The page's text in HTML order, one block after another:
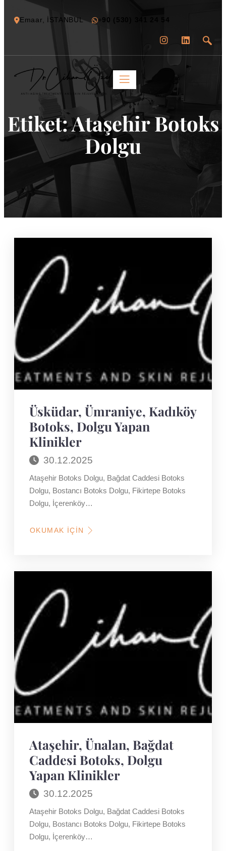
Emaar, İSTANBUL +90 (530) 341 24 54
Etiket:Ataşehir Botoks
Dolgu
Üsküdar, Ümraniye, Kadıköy
Botoks, Dolgu Yapan
Klinikler
30.12.2025
Ataşehir Botoks Dolgu, Bağdat Caddesi Botoks
Dolgu, Bostancı Botoks Dolgu, Fikirtepe Botoks
Dolgu, İçerenköy…
OKUMAK İÇIN
HAKKINDA
DOLGU
KLINIKLER
Ataşehir, Ünalan, Bağdat
Caddesi Botoks, Dolgu
Yapan Klinikler
30.12.2025
Ataşehir Botoks Dolgu, Bağdat Caddesi Botoks
Dolgu, Bostancı Botoks Dolgu, Fikirtepe Botoks
Dolgu, İçerenköy…